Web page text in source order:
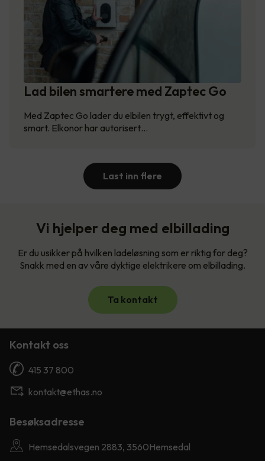
Lad bilen smartere med Zaptec Go
Med Zaptec Go lader du elbilen trygt, effektivt og
smart. Elkonor har autorisert…
Last inn flere
Vi hjelper deg med elbillading
Er du usikker på hvilken ladeløsning som er riktig for deg?
Snakk med en av våre dyktige elektrikere om elbillading.
Ta kontakt
Kontakt oss
415 37 800
kontakt@ethas.no
Besøksadresse
Hemsedalsvegen 2883, 3560Hemsedal